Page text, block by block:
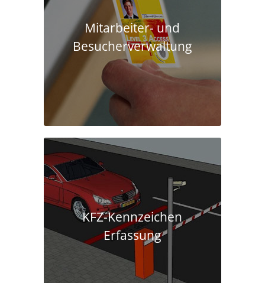
Mitarbeiter- und
Besucherverwaltung
KFZ-Kennzeichen
Erfassung